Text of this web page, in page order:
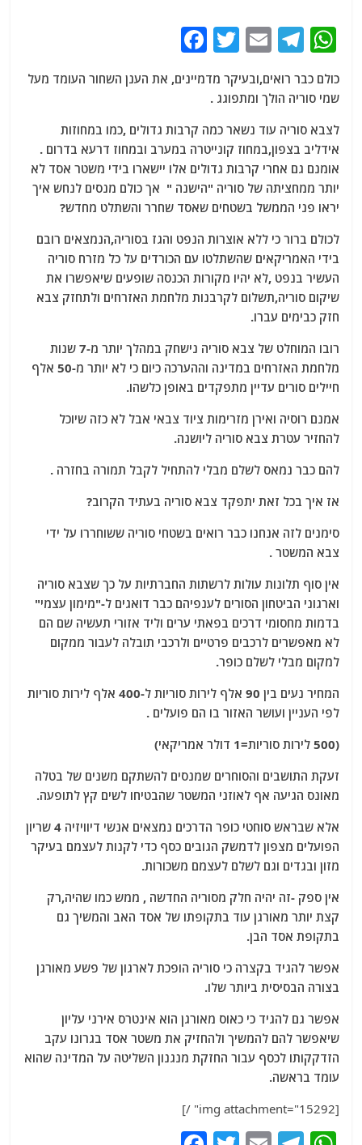
W
at
s
A
p
p
T
e
g
ra
m
E
ai
l
T
itt
er
c
e
b
o
o
k
כולם כבר רואים,ובעיקר מדמיינים, את הענן השחור העומד מעל
שמי סוריה הולך ומתפוגג .
לצבא סוריה עוד נשאר כמה קרבות גדולים ,כמו במחוזות
אידליב בצפון,במחוז קונייטרה במערב ובמחוז דרעא בדרום .
אומנם גם אחרי קרבות גדולים אלו יישארו בידי משטר אסד לא
יותר ממחציתה של סוריה "הישנה " אך כולם מנסים לנחש איך
יראו פני הממשל בשטחים שאסד שחרר והשתלט מחדש?
לכולם ברור כי ללא אוצרות הנפט והגז בסוריה,הנמצאים רובם
בידי האמריקאים שהשתלטו עם הכורדים על כל מזרח סוריה
העשיר בנפט ,לא יהיו מקורות הכנסה שופעים שיאפשרו את
שיקום סוריה,תשלום לקרבנות מלחמת האזרחים ולתחזק צבא
חזק כבימים עברו.
רובו המוחלט של צבא סוריה נישחק במהלך יותר מ-7 שנות
מלחמת האזרחים במדינה וההערכה כיום כי לא יותר מ-50 אלף
חיילים סורים עדיין מתפקדים באופן כלשהו.
אמנם רוסיה ואירן מזרימות ציוד צבאי אבל לא כזה שיוכל
להחזיר עטרת צבא סוריה ליושנה.
להם כבר נמאס לשלם מבלי להתחיל לקבל תמורה בחזרה .
אז איך בכל זאת יתפקד צבא סוריה בעתיד הקרוב?
סימנים לזה אנחנו כבר רואים בשטחי סוריה ששוחררו על ידי
צבא המשטר .
אין סוף תלונות עולות לרשתות החברתיות על כך שצבא סוריה
וארגוני הביטחון הסורים לענפיהם כבר דואגים ל-"מימון עצמי"
בדמות מחסומי דרכים בפאתי ערים וליד אזורי תעשיה שם הם
לא מאפשרים לרכבים פרטיים ולרכבי תובלה לעבור ממקום
למקום מבלי לשלם כופר.
המחיר נעים בין 90 אלף לירות סוריות ל-400 אלף לירות סוריות
לפי העניין ועושר האזור בו הם פועלים .
(500 לירות סוריות=1 דולר אמריקאי)
זעקת התושבים והסוחרים שמנסים להשתקם משנים של בטלה
מאונס הגיעה אף לאוזני המשטר שהבטיחו לשים קץ לתופעה.
אלא שבראש סוחטי כופר הדרכים נמצאים אנשי דיוויזיה 4 שריון
הפועלים מצפון לדמשק הגובים כסף כדי לקנות לעצמם בעיקר
מזון ובגדים וגם לשלם לעצמם משכורות.
אין ספק -זה יהיה חלק מסוריה החדשה , ממש כמו שהיה,רק
קצת יותר מאורגן עוד בתקופתו של אסד האב והמשיך גם
בתקופת אסד הבן.
אפשר להגיד בקצרה כי סוריה הופכת לארגון של פשע מאורגן
בצורה הבסיסית ביותר שלו.
אפשר גם להגיד כי כאוס מאורגן הוא אינטרס אירני עליון
שיאפשר להם להמשיך ולהחזיק את משטר אסד בגרונו עקב
הזדקקותו לכסף עבור החזקת מנגנון השליטה על המדינה שהוא
עומד בראשה.
[img attachment="15292" /]